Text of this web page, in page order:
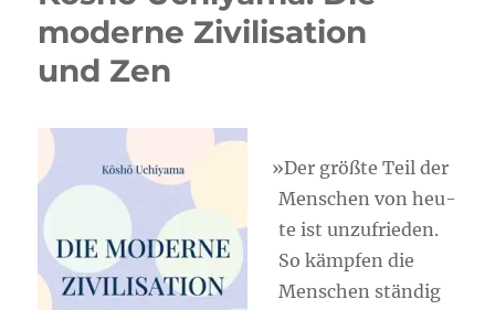
moderne Zivilisation
und Zen
»Der größ­te Teil der
Men­schen von heu­
te ist unzu­frie­den.
So kämp­fen die
Men­schen stän­dig